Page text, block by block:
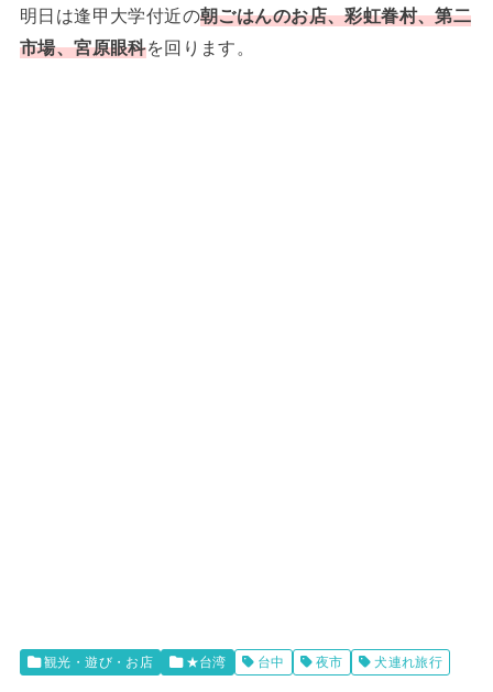
明日は逢甲大学付近の朝ごはんのお店、彩虹眷村、第二
市場、宮原眼科を回ります。
観光・遊び・お店 ★台湾 台中 夜市 犬連れ旅行